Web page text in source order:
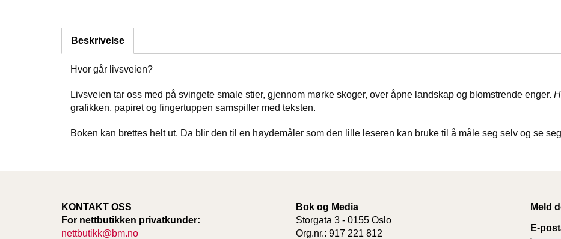
Beskrivelse
Hvor går livsveien?
Livsveien tar oss med på svingete smale stier, gjennom mørke skoger, over åpne landskap og blomstrende enger.
grafikken, papiret og fingertuppen samspiller med teksten.
Boken kan brettes helt ut. Da blir den til en høydemåler som den lille leseren kan bruke til å måle seg selv og se
KONTAKT OSS
For nettbutikken privatkunder:
nettbutikk@bm.no
Bok og Media
Storgata 3 - 0155 Oslo
Org.nr.: 917 221 812
Meld
E-